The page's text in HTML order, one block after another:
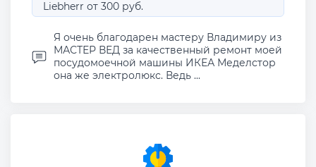
Liebherr от 300 руб.
Я очень благодарен мастеру Владимиру из
МАСТЕР ВЕД за качественный ремонт моей
посудомоечной машины ИКЕА Меделстор
она же электролюкс. Ведь ...